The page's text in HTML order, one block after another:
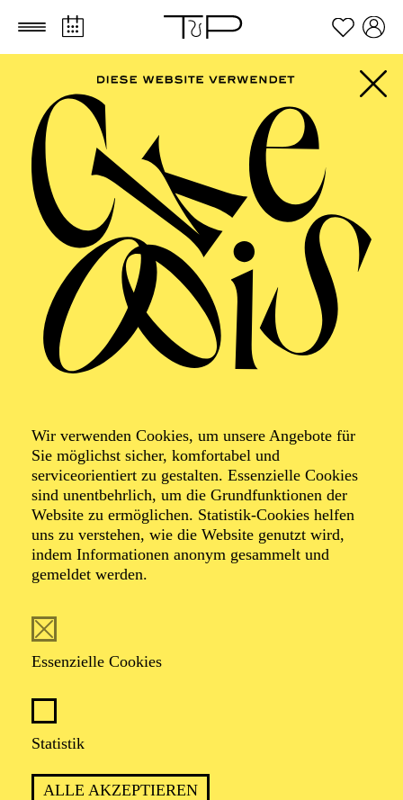
Zum Hauptinhalt springen Zum Footer springen
Wir verwenden Cookies, um unsere Angebote für
Sie möglichst sicher, komfortabel und
serviceorientiert zu gestalten. Essenzielle Cookies
sind unentbehrlich, um die Grundfunktionen der
Website zu ermöglichen. Statistik-Cookies helfen
uns zu verstehen, wie die Website genutzt wird,
indem Informationen anonym gesammelt und
gemeldet werden.
Essenzielle Cookies
Statistik
ALLE AKZEPTIEREN
FILTER
Für Kinder zwischen 11 und 14 Jahren
€
Der Ticketkauf berechtigt für die Teilnahme am gesamten
Workshop vom 30.03. - 02.04.2027.
APRIL 2027
AALTO MUSIKTHEATER
AALTO BALLETT ESSEN
Donnerstag
01.04.2027
Aalto-Foyer
FERIENABENTEUER
SALUT PARIS!
Für Kinder zwischen 11 und 14 Jahren
Der Ticketkauf am 30.03.2027 berechtigt für die Teilnahme am
gesamten Workshop vom 30.03. - 02.04.2027.
AALTO MUSIKTHEATER
Donnerstag
Aalto-Theater
WIENER BLUT